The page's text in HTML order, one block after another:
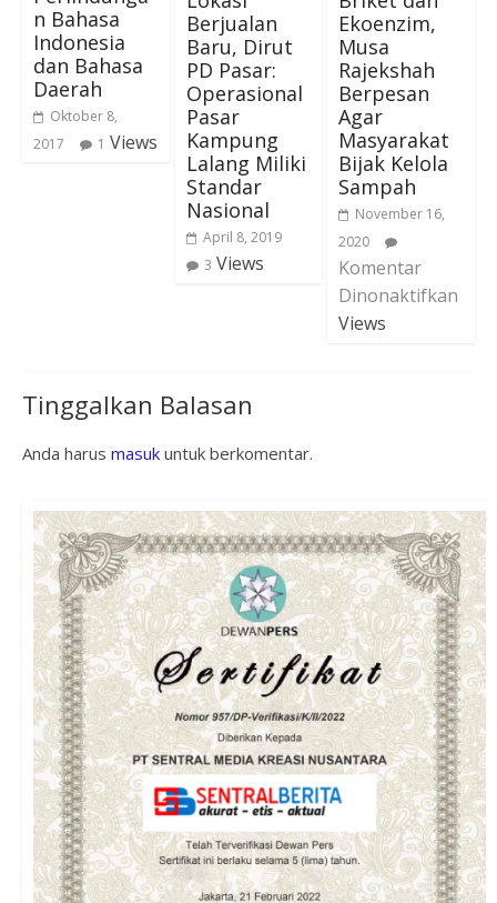
n Bahasa
Indonesia
dan Bahasa
Daerah
Oktober 8,
2017
1 Views
Berjualan
Baru, Dirut
PD Pasar:
Operasional
Pasar
Kampung
Lalang Miliki
Standar
Nasional
April 8, 2019
3 Views
Ekoenzim,
Musa
Rajekshah
Berpesan
Agar
Masyarakat
Bijak Kelola
Sampah
November 16,
2020
Komentar
Dinonaktifkan
Views
Tinggalkan Balasan
Anda harus masukuntuk berkomentar.